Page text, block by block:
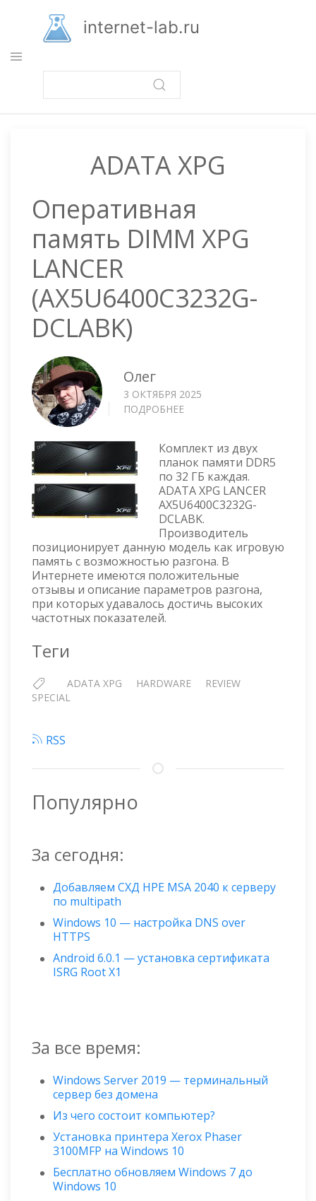
основному
содержанию
internet-lab.ru
ADATA XPG
Оперативная
память DIMM XPG
LANCER
(AX5U6400C3232G-
DCLABK)
Олег
3 ОКТЯБРЯ 2025
ПОДРОБНЕЕ
DIMM
XPG
LANCER
(AX5U6400C3232G-
DCLABK)
Комплект из двух
планок памяти DDR5
по 32 ГБ каждая.
ADATA XPG LANCER
AX5U6400C3232G-
DCLABK.
Производитель
позиционирует данную модель как игровую
память с возможностью разгона. В
Интернете имеются положительные
отзывы и описание параметров разгона,
при которых удавалось достичь высоких
частотных показателей.
Теги
ADATA XPG HARDWARE
REVIEW
SPECIAL
RSS
Популярно
За сегодня:
Добавляем СХД HPE MSA 2040 к серверу
по multipath
Windows 10 — настройка DNS over
HTTPS
Android 6.0.1 — установка сертификата
ISRG Root X1
За все время:
Windows Server 2019 — терминальный
сервер без домена
Из чего состоит компьютер?
Установка принтера Xerox Phaser
3100MFP на Windows 10
Бесплатно обновляем Windows 7 до
Windows 10